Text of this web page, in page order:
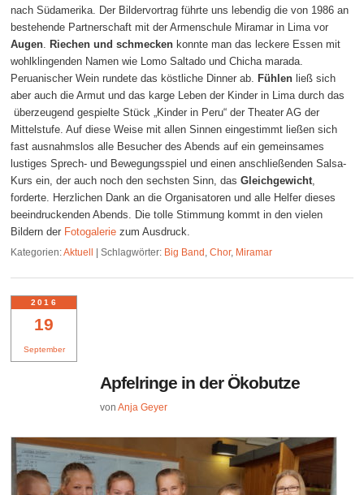
nach Südamerika. Der Bildervortrag führte uns lebendig die von 1986 an
bestehende Partnerschaft mit der Armenschule Miramar in Lima vor
Augen
Riechen und schmecken konnte man das leckere Essen mit
wohlklingenden Namen wie Lomo Saltado und Chicha marada.
Peruanischer Wein rundete das köstliche Dinner ab.
Fühlen ließ sich
aber auch die Armut und das karge Leben der Kinder in Lima durch das
überzeugend gespielte Stück „Kinder in Peru“ der Theater AG der
Mittelstufe. Auf diese Weise mit allen Sinnen eingestimmt ließen sich
fast ausnahmslos alle Besucher des Abends auf ein gemeinsames
lustiges Sprech- und Bewegungsspiel und einen anschließenden Salsa-
Kurs ein, der auch noch den sechsten Sinn, dasGleichgewicht
forderte. Herzlichen Dank an die Organisatoren und alle Helfer dieses
beeindruckenden Abends. Die tolle Stimmung kommt in den vielen
Bildern der Fotogaleriezum Ausdruck.
Kategorien:Aktuell |Schlagwörter: Big Band ,Chor, Miramar
19
September
2016
Apfelringe in der Ökobutze
vonAnja Geyer